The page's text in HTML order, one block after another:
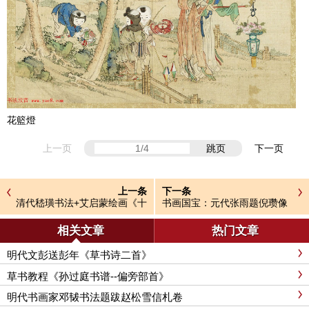
花籃燈
上一页 跳页 下一页
上一条
清代嵇璜书法+艾启蒙绘画《十
骏犬图册》
下一条
书画国宝：元代张雨题倪瓒像
相关文章 热门文章
明代文彭送彭年《草书诗二首》
草书教程《孙过庭书谱--偏旁部首》
明代书画家邓韨书法题跋赵松雪信札卷